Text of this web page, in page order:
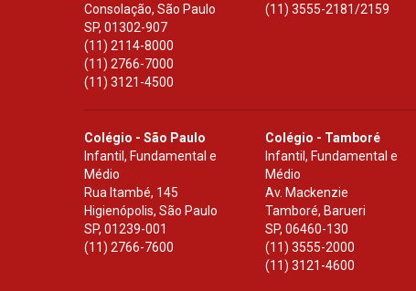
Consolação, São Paulo
SP, 01302-907
(11) 2114-8000
(11) 2766-7000
(11) 3121-4500
(11) 3555-2181/2159
Colégio - São Paulo
Infantil, Fundamental e
Médio
Rua Itambé, 145
Higienópolis, São Paulo
SP, 01239-001
(11) 2766-7600
Colégio - Tamboré
Infantil, Fundamental e
Médio
Av. Mackenzie
Tamboré, Barueri
SP,06460-130
(11) 3555-2000
(11) 3121-4600